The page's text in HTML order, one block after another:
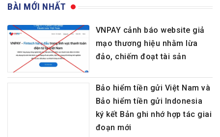
BÀI MỚI NHẤT
VNPAY cảnh báo website giả
mạo thương hiệu nhằm lừa
đảo, chiếm đoạt tài sản
Bảo hiểm tiền gửi Việt Nam và
Bảo hiểm tiền gửi Indonesia
ký kết Bản ghi nhớ hợp tác giai
đoạn mới